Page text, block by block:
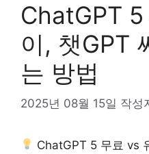
ChatGPT
이, 챗GPT
는 방법
2025년 08월 15일 작성
ChatGPT 5 무료 vs